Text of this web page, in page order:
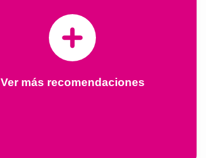
Ver más recomendaciones